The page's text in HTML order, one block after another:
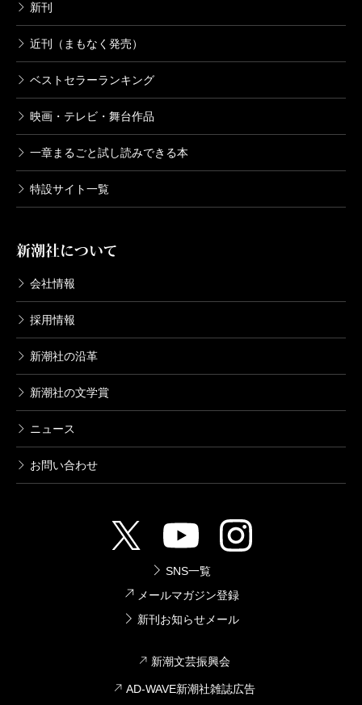
新刊
近刊（まもなく発売）
ベストセラーランキング
映画・テレビ・舞台作品
一章まるごと試し読みできる本
特設サイト一覧
新潮社について
会社情報
採用情報
新潮社の沿革
新潮社の文学賞
ニュース
お問い合わせ
SNS一覧
メールマガジン登録
新刊お知らせメール
新潮文芸振興会
AD-WAVE新潮社雑誌広告